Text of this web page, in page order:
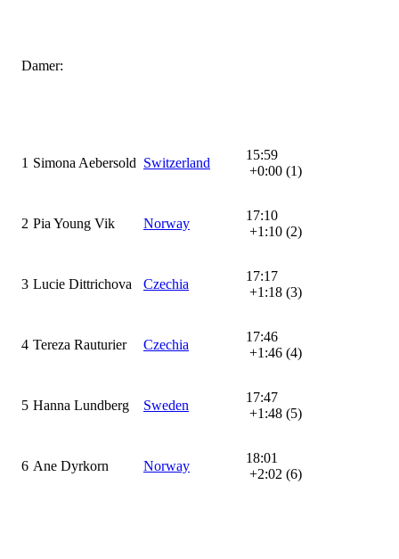
Damer:
1 Simona Aebersold Switzerland
15:59
+0:00 (1)
2 Pia Young Vik Norway
17:10
+1:10 (2)
3 Lucie Dittrichova Czechia
17:17
+1:18 (3)
4 Tereza Rauturier Czechia
17:46
+1:46 (4)
5 Hanna Lundberg Sweden
17:47
+1:48 (5)
6 Ane Dyrkorn Norway
18:01
+2:02 (6)